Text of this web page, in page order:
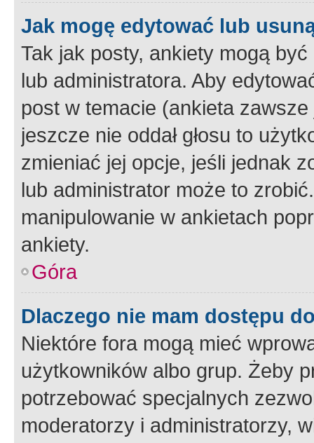
Jak mogę edytować lub
Tak jak posty, ankiety mogą
lub administratora. Aby
post w temacie (ankieta
jeszcze nie oddał głosu to
zmieniać jej opcje, jeśli jednak
lub administrator może to
manipulowanie w ankietach
ankiety.
Góra
Dlaczego nie mam dostępu
Niektóre fora mogą mieć
użytkowników albo grup. Żeby
potrzebować specjalnych
moderatorzy i administratorzy,